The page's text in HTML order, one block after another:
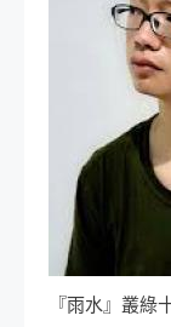
『雨水』叢